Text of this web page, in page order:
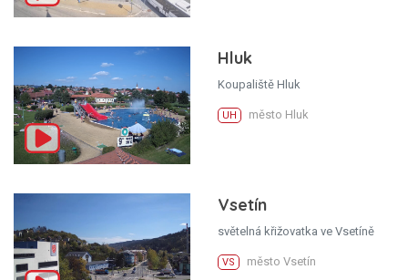
Hluk
Koupaliště Hluk
UH město Hluk
Vsetín
světelná křižovatka ve Vsetíně
VS město Vsetín